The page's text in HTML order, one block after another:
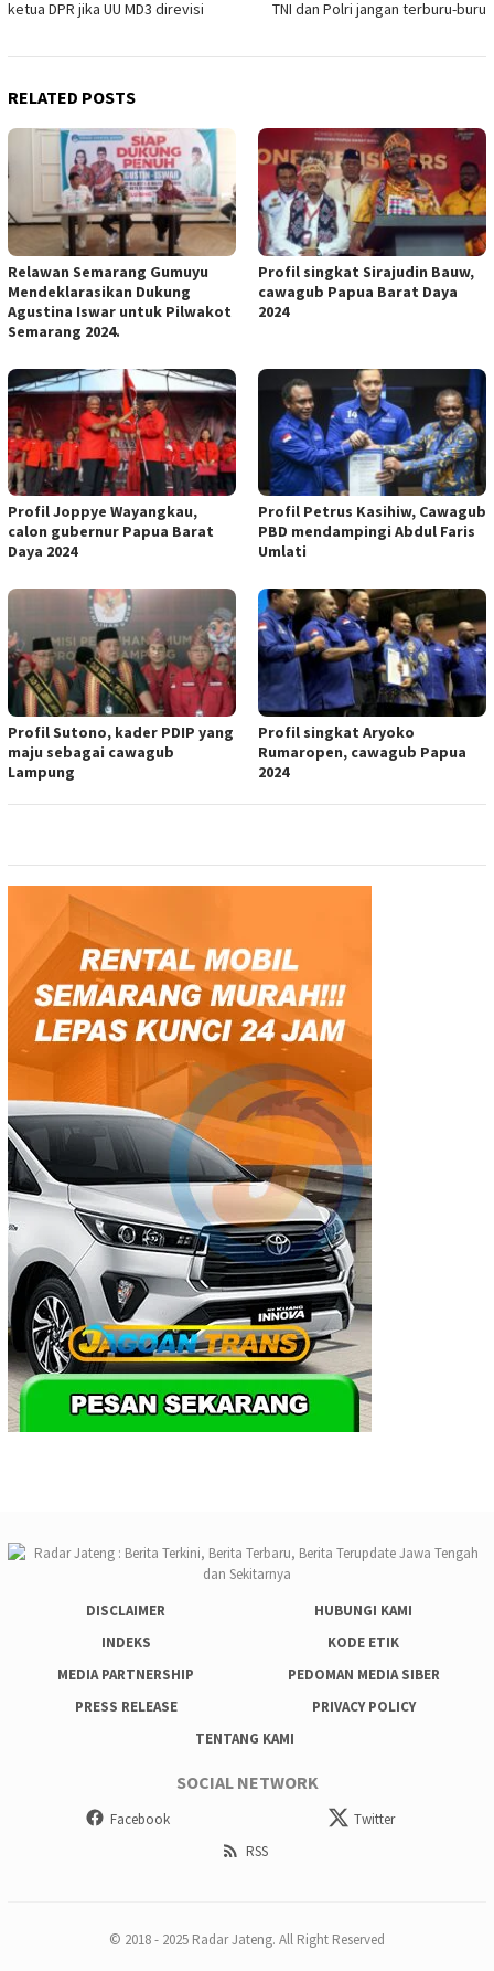
navigation
ketua DPR jika UU MD3 direvisi
TNI dan Polri jangan terburu-buru
RELATED POSTS
Relawan Semarang Gumuyu
Mendeklarasikan Dukung
Agustina Iswar untuk Pilwakot
Semarang 2024.
Profil singkat Sirajudin Bauw,
cawagub Papua Barat Daya
2024
Profil Joppye Wayangkau,
calon gubernur Papua Barat
Daya 2024
Profil Petrus Kasihiw, Cawagub
PBD mendampingi Abdul Faris
Umlati
Profil Sutono, kader PDIP yang
maju sebagai cawagub
Lampung
Profil singkat Aryoko
Rumaropen, cawagub Papua
2024
DISCLAIMER
HUBUNGI KAMI
INDEKS
KODE ETIK
MEDIA PARTNERSHIP
PEDOMAN MEDIA SIBER
PRESS RELEASE
PRIVACY POLICY
TENTANG KAMI
SOCIAL NETWORK
Facebook
Twitter
RSS
© 2018 - 2025 Radar Jateng. All Right Reserved